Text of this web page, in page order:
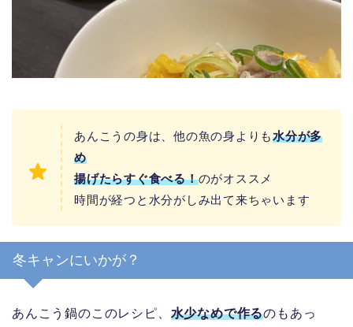
あんこうの身は、他の魚の身よりも水分が多
め
揚げたらすぐ食べる！のがオススメ
時間が経つと水分がしみ出て来ちゃいます
冬キャンにいかが？
あんこう鍋のこのレシピ、 水少なめで作るのもあっ